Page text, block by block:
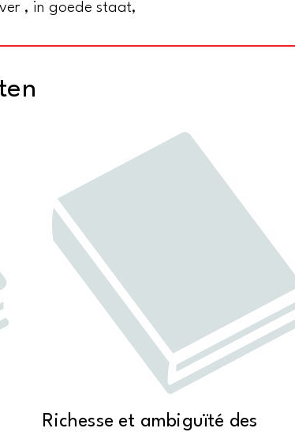
, in goede staat,
Richesse et ambiguïté des